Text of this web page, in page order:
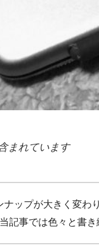
まれています
ナップが大きく変わ
記事では色々と書